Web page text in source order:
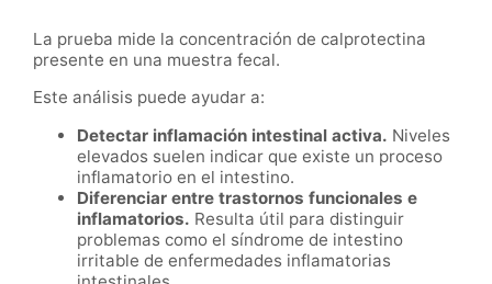
La prueba mide la concentración de calprotectina
presente en una muestra fecal.
Este análisis puede ayudar a:
Detectar inflamación intestinal activa. Niveles
elevados suelen indicar que existe un proceso
inflamatorio en el intestino.
Diferenciar entre trastornos funcionales e
inflamatorios. Resulta útil para distinguir
problemas como el síndrome de intestino
irritable de enfermedades inflamatorias